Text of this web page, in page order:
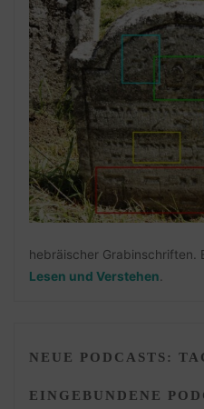
hebräischer Grabinschriften.
Lesen und Verstehen
NEUE PODCASTS:
EINGEBUNDENE